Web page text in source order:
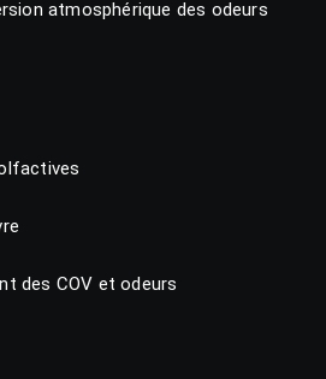
atmosphérique des odeurs
des COV et odeurs